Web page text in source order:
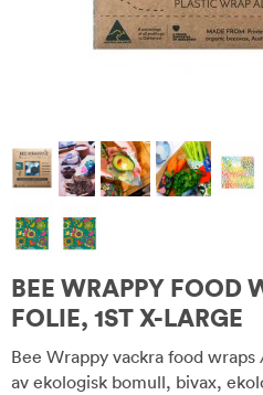
BEE WRAPPY FOOD
FOLIE, 1ST X-LARGE
Bee Wrappy vackra food
av ekologisk bomull, bivax,